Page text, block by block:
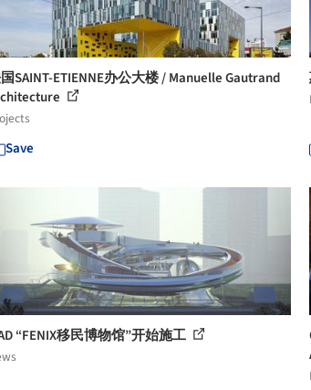
SAINT-ETIENNE办公大楼 / Manuelle Gautrand
Save
“FENIX移民博物馆”开始施工